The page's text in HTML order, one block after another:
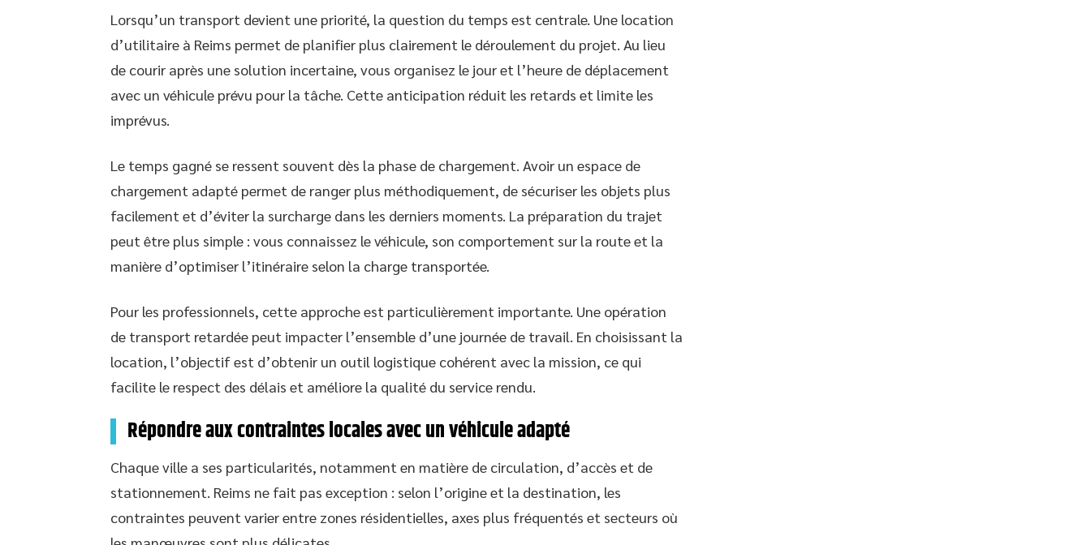
Lorsqu’un transport devient une priorité, la question du temps est centrale. Une location
d’utilitaire à Reims permet de planifier plus clairement le déroulement du projet. Au lieu
de courir après une solution incertaine, vous organisez le jour et l’heure de déplacement
avec un véhicule prévu pour la tâche. Cette anticipation réduit les retards et limite les
imprévus.
Le temps gagné se ressent souvent dès la phase de chargement. Avoir un espace de
chargement adapté permet de ranger plus méthodiquement, de sécuriser les objets plus
facilement et d’éviter la surcharge dans les derniers moments. La préparation du trajet
peut être plus simple : vous connaissez le véhicule, son comportement sur la route et la
manière d’optimiser l’itinéraire selon la charge transportée.
Pour les professionnels, cette approche est particulièrement importante. Une opération
de transport retardée peut impacter l’ensemble d’une journée de travail. En choisissant la
location, l’objectif est d’obtenir un outil logistique cohérent avec la mission, ce qui
facilite le respect des délais et améliore la qualité du service rendu.
Répondre aux contraintes locales avec un véhicule adapté
Chaque ville a ses particularités, notamment en matière de circulation, d’accès et de
stationnement. Reims ne fait pas exception : selon l’origine et la destination, les
contraintes peuvent varier entre zones résidentielles, axes plus fréquentés et secteurs où